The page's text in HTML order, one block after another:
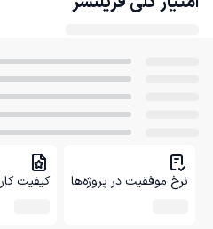
نرخ موفقیت در پروژه‌ها کیفیت کار